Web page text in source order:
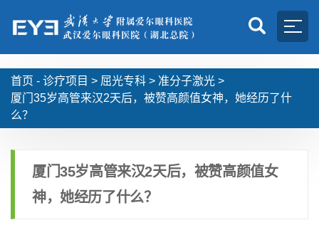
首页 - 诊疗项目 > 屈光专科 > 准分子激光 >
厦门35岁高管来汉2天后，被赞高颜值女神，她经历了什
么？
厦门35岁高管来汉2天后，被赞高颜值女
神，她经历了什么？